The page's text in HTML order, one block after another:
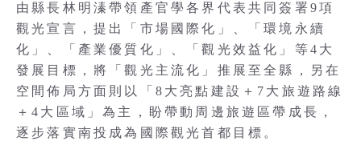
由縣長林明溱帶領產官學各界代表共同簽署9項
觀光宣言，提出「市場國際化」、「環境永續
化」、「產業優質化」、「觀光效益化」等4大
發展目標，將「觀光主流化」推展至全縣，另在
空間佈局方面則以「8大亮點建設＋7大旅遊路線
＋4大區域」為主，盼帶動周邊旅遊區帶成長，
逐步落實南投成為國際觀光首都目標。